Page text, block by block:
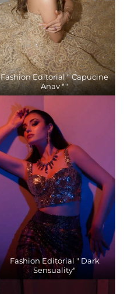
Fashion Editorial " Capucine
Anav ""
Fashion Editorial " Dark
Sensuality"